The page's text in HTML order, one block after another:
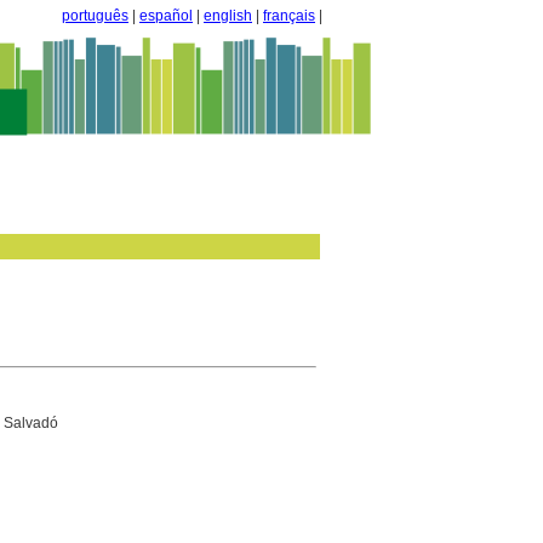
português español english français